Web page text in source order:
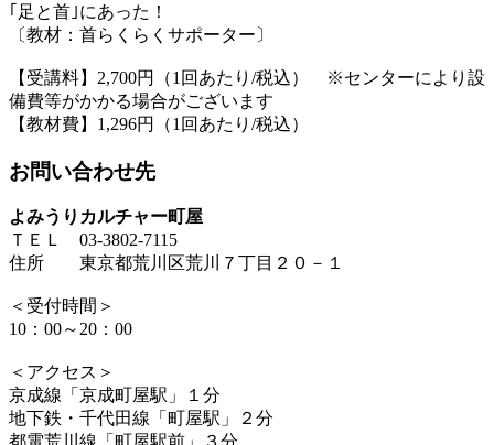
｢足と首｣にあった！
〔教材：首らくらくサポーター〕
【受講料】2,700円（1回あたり/税込） ※センターにより設
備費等がかかる場合がございます
【教材費】1,296円（1回あたり/税込）
お問い合わせ先
よみうりカルチャー町屋
ＴＥＬ 03-3802-7115
住所 東京都荒川区荒川７丁目２０－１
＜受付時間＞
10：00～20：00
＜アクセス＞
京成線「京成町屋駅」１分
地下鉄・千代田線「町屋駅」２分